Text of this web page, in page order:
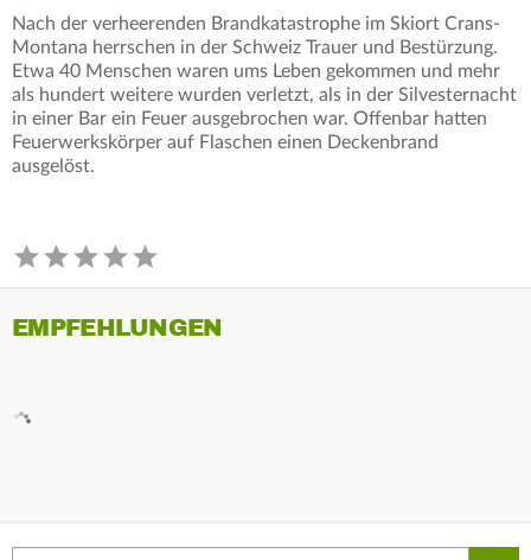
Nach der verheerenden Brandkatastrophe im Skiort Crans-
Montana herrschen in der Schweiz Trauer und Bestürzung.
Etwa 40 Menschen waren ums Leben gekommen und mehr
als hundert weitere wurden verletzt, als in der Silvesternacht
in einer Bar ein Feuer ausgebrochen war. Offenbar hatten
Feuerwerkskörper auf Flaschen einen Deckenbrand
ausgelöst.
EMPFEHLUNGEN